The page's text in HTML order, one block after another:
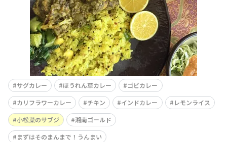
サグカレー ほうれん草カレー
ゴビカレー
カリフラワーカレー
チキン インドカレー
レモンライス
小松菜のサブジ
湘南ゴールド
まずはそのまんまで！うんまい